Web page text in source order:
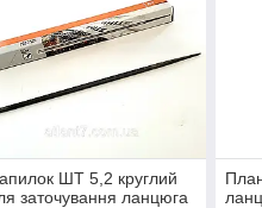
ШТ 5,2 круглий
заточування ланцюга